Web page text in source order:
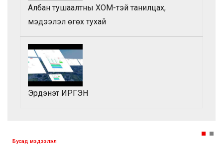
Албан тушаалтны ХОМ-тэй танилцах,
мэдээлэл өгөх тухай
Эрдэнэт ИРГЭН
Бусад мэдээлэл